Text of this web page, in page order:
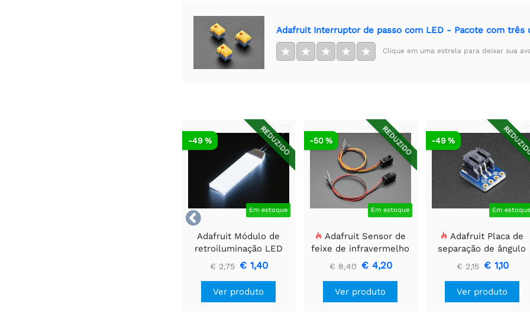
Adafruit Interruptor de passo com LED - Pacote com três
★ ★ ★ ★ ★ Clique em uma estrela para deixar sua

REDUZIDO
Em estoque
-49 %
Adafruit Módulo de
retroiluminação LED
branco - Pequeno 12
mm x 40 mm
€ 2,75 € 1,40
Ver produto
REDUZIDO
Em estoque
-50 %
Adafruit Sensor de
feixe de infravermelho
com extremidades de
cabeçalho de fio
premium - LEDs de 5
mm
€ 8,40 € 4,20
Ver produto
Em
-49 %
Adafruit Placa de
separação de ângulo
reto JST-PH 2 pinos
€ 2,15 € 1,10
Ver produto